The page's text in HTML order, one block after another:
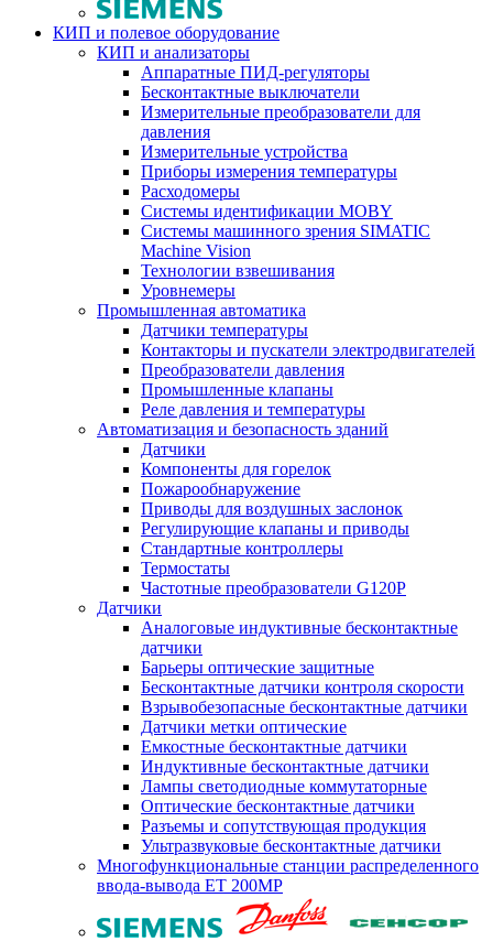
КИП и полевое оборудование
КИП и анализаторы
Аппаратные ПИД-регуляторы
Бесконтактные выключатели
Измерительные преобразователи для
давления
Измерительные устройства
Приборы измерения температуры
Расходомеры
Системы идентификации MOBY
Системы машинного зрения SIMATIC
Machine Vision
Технологии взвешивания
Уровнемеры
Промышленная автоматика
Датчики температуры
Контакторы и пускатели электродвигателей
Преобразователи давления
Промышленные клапаны
Реле давления и температуры
Автоматизация и безопасность зданий
Датчики
Компоненты для горелок
Пожарообнаружение
Приводы для воздушных заслонок
Регулирующие клапаны и приводы
Стандартные контроллеры
Термостаты
Частотные преобразователи G120P
Датчики
Аналоговые индуктивные бесконтактные
датчики
Барьеры оптические защитные
Бесконтактные датчики контроля скорости
Взрывобезопасные бесконтактные датчики
Датчики метки оптические
Емкостные бесконтактные датчики
Индуктивные бесконтактные датчики
Лампы светодиодные коммутаторные
Оптические бесконтактные датчики
Разъемы и сопутствующая продукция
Ультразвуковые бесконтактные датчики
Многофункциональные станции распределенного
ввода-вывода ET 200MP